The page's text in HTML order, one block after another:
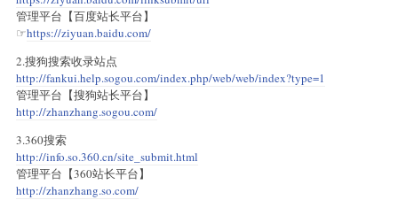
管理平台【百度站长平台】
☞https://ziyuan.baidu.com/
2.搜狗搜索收录站点
http://fankui.help.sogou.com/index.php/web/web/index?type=1
管理平台【搜狗站长平台】
http://zhanzhang.sogou.com/
3.360搜索
http://info.so.360.cn/site_submit.html
管理平台【360站长平台】
http://zhanzhang.so.com/